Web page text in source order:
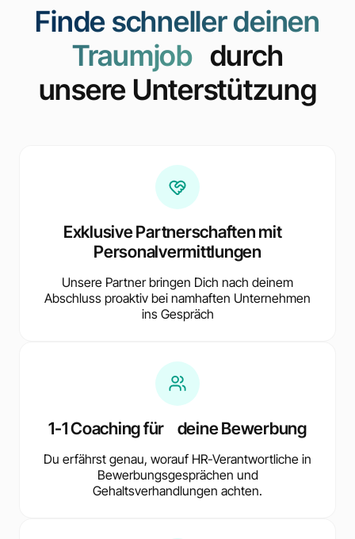
Finde schneller deinen
Traumjobdurch
unsere Unterstützung
Exklusive Partnerschaften mit
Personalvermittlungen
Unsere Partner bringen Dich nach deinem
Abschluss proaktiv bei namhaften Unternehmen
ins Gespräch
1-1 Coaching für deine Bewerbung
Du erfährst genau, worauf HR-Verantwortliche in
Bewerbungsgesprächen und
Gehaltsverhandlungen achten.